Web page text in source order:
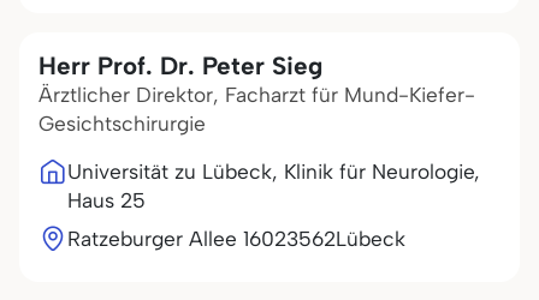
Herr Prof. Dr. Peter Sieg
Ärztlicher Direktor, Facharzt für Mund-Kiefer-
Gesichtschirurgie
Universität zu Lübeck, Klinik für Neurologie,
Haus 25
Ratzeburger Allee 16023562Lübeck